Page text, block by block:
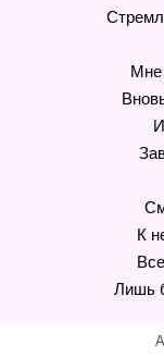
Мне
К
Лишь